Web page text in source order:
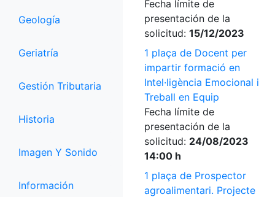
Geología
Geriatría
Gestión Tributaria
Historia
Imagen Y Sonido
Información
Fecha límite de
presentación de la
solicitud: 15/12/2023
1 plaça de Docent per
impartir formació en
Intel·ligència Emocional i
Treball en Equip
Fecha límite de
presentación de la
solicitud: 24/08/2023
14:00 h
1 plaça de Prospector
agroalimentari. Projecte